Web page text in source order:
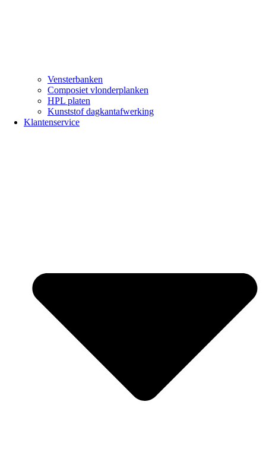
Vensterbanken
Composiet vlonderplanken
HPL platen
Kunststof dagkantafwerking
Klantenservice